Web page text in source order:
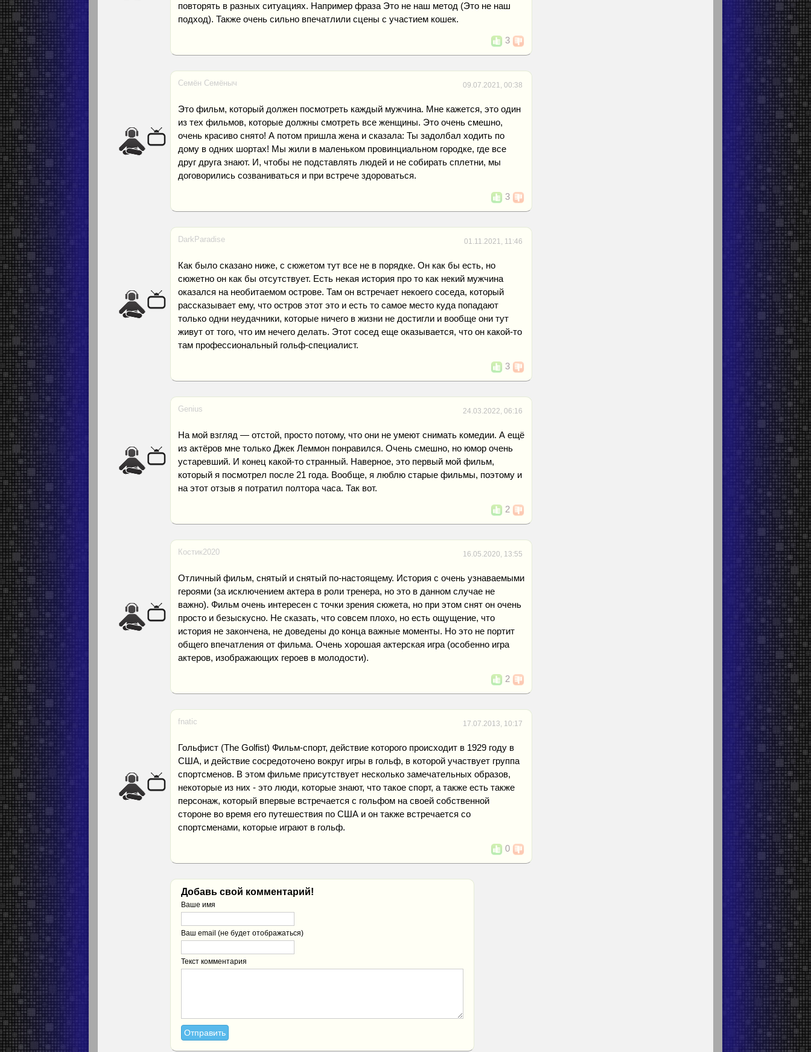
повторять в разных ситуациях. Например фраза Это не наш метод (Это не наш
подход). Также очень сильно впечатлили сцены с участием кошек.
3
Семён Семёныч 09.07.2021, 00:38
Это фильм, который должен посмотреть каждый мужчина. Мне кажется, это один
из тех фильмов, которые должны смотреть все женщины. Это очень смешно,
очень красиво снято! А потом пришла жена и сказала: Ты задолбал ходить по
дому в одних шортах! Мы жили в маленьком провинциальном городке, где все
друг друга знают. И, чтобы не подставлять людей и не собирать сплетни, мы
договорились созваниваться и при встрече здороваться.
3
DarkParadise 01.11.2021, 11:46
Как было сказано ниже, с сюжетом тут все не в порядке. Он как бы есть, но
сюжетно он как бы отсутствует. Есть некая история про то как некий мужчина
оказался на необитаемом острове. Там он встречает некоего соседа, который
рассказывает ему, что остров этот это и есть то самое место куда попадают
только одни неудачники, которые ничего в жизни не достигли и вообще они тут
живут от того, что им нечего делать. Этот сосед еще оказывается, что он какой-то
там профессиональный гольф-специалист.
3
Genius 24.03.2022, 06:16
На мой взгляд — отстой, просто потому, что они не умеют снимать комедии. А ещё
из актёров мне только Джек Леммон понравился. Очень смешно, но юмор очень
устаревший. И конец какой-то странный. Наверное, это первый мой фильм,
который я посмотрел после 21 года. Вообще, я люблю старые фильмы, поэтому и
на этот отзыв я потратил полтора часа. Так вот.
2
Костик2020 16.05.2020, 13:55
Отличный фильм, снятый и снятый по-настоящему. История с очень узнаваемыми
героями (за исключением актера в роли тренера, но это в данном случае не
важно). Фильм очень интересен с точки зрения сюжета, но при этом снят он очень
просто и безыскусно. Не сказать, что совсем плохо, но есть ощущение, что
история не закончена, не доведены до конца важные моменты. Но это не портит
общего впечатления от фильма. Очень хорошая актерская игра (особенно игра
актеров, изображающих героев в молодости).
2
fnatic 17.07.2013, 10:17
Гольфист (The Golfist) Фильм-спорт, действие которого происходит в 1929 году в
США, и действие сосредоточено вокруг игры в гольф, в которой участвует группа
спортсменов. В этом фильме присутствует несколько замечательных образов,
некоторые из них - это люди, которые знают, что такое спорт, а также есть также
персонаж, который впервые встречается с гольфом на своей собственной
стороне во время его путешествия по США и он также встречается со
спортсменами, которые играют в гольф.
0
Добавь свой комментарий!
Ваше имя
Ваш email (не будет отображаться)
Текст комментария